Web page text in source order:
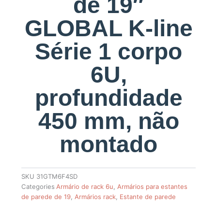
GLOBAL K-line
Série 1 corpo
6U,
profundidade
450 mm, não
montado
SKU 31GTM6F4SD
Categories Armário de rack 6u
Armários para estantes
de parede de 19 Armários rack Estante de parede